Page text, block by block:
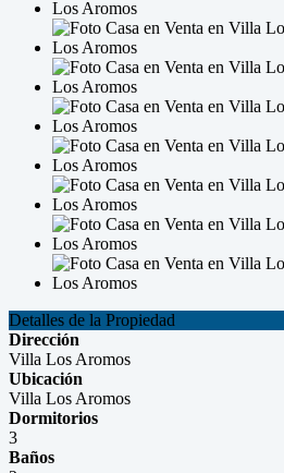
Detalles de la Propiedad
Dirección
Villa Los Aromos
Ubicación
Villa Los Aromos
Dormitorios
3
Baños